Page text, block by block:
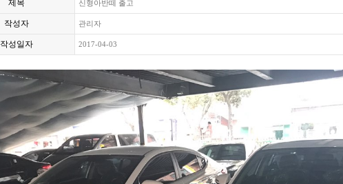
제목 신형아반떼 출고
작성자 관리자
작성일자 2017-04-03